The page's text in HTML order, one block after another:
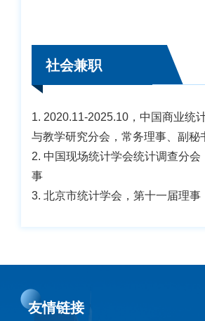
社会兼职
1. 2020.11-2025.10，中国商业统
与教学研究分会，常务理事、副秘
2. 中国现场统计学会统计调查分会
事
3. 北京市统计学会，第十一届理事
友情链接